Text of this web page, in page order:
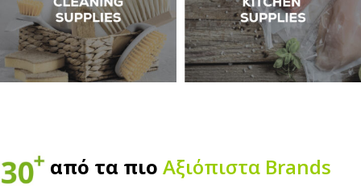
από τα πιο Αξιόπιστα Βrands